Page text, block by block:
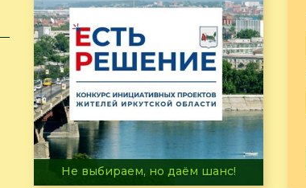
В огне не горит, в воде не тонет